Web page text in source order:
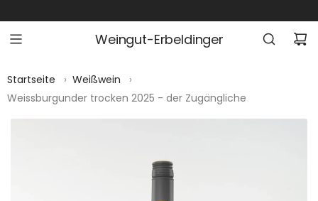
U
N
H
Weingut-Erbeldinger
Startseite › Weißwein
›
Weissburgunder trocken 2025 - der Zugängliche